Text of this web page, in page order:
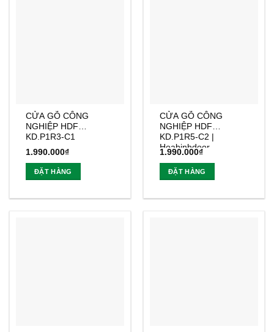
CỬA GỖ CÔNG
NGHIỆP HDF
KD.P1R3-C1
1.990.000₫
ĐẶT HÀNG
CỬA GỖ CÔNG
NGHIỆP HDF
KD.P1R5-C2 |
Hoabinhdoor
1.990.000₫
ĐẶT HÀNG